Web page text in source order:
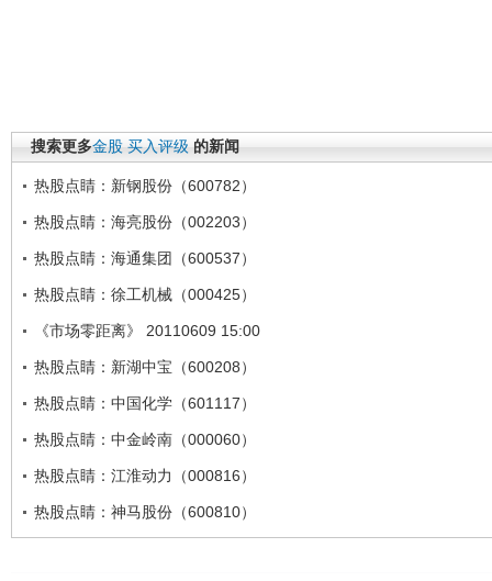
搜索更多金股 买入评级 的新闻
热股点睛：新钢股份（600782）
热股点睛：海亮股份（002203）
热股点睛：海通集团（600537）
热股点睛：徐工机械（000425）
《市场零距离》 20110609 15:00
热股点睛：新湖中宝（600208）
热股点睛：中国化学（601117）
热股点睛：中金岭南（000060）
热股点睛：江淮动力（000816）
热股点睛：神马股份（600810）